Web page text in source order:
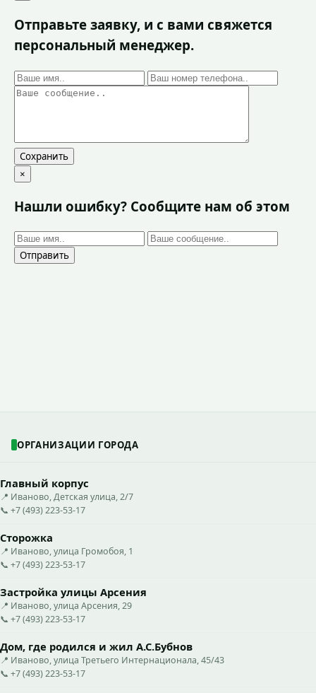
Отправьте заявку, и с вами свяжется
персональный менеджер.
Сохранить
×
Нашли ошибку? Сообщите нам об этом
Отправить
ОРГАНИЗАЦИИ ГОРОДА
Главный корпус
📍 Иваново, Детская улица, 2/7
📞 +7 (493) 223-53-17
Сторожка
📍 Иваново, улица Громобоя, 1
📞 +7 (493) 223-53-17
Застройка улицы Арсения
📍 Иваново, улица Арсения, 29
📞 +7 (493) 223-53-17
Дом, где родился и жил А.С.Бубнов
📍 Иваново, улица Третьего Интернационала, 45/43
📞 +7 (493) 223-53-17